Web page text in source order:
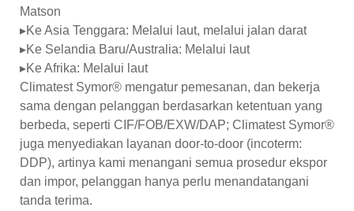
Matson
▸Ke Asia Tenggara: Melalui laut, melalui jalan darat
▸Ke Selandia Baru/Australia: Melalui laut
▸Ke Afrika: Melalui laut
Climatest Symor® mengatur pemesanan, dan bekerja
sama dengan pelanggan berdasarkan ketentuan yang
berbeda, seperti CIF/FOB/EXW/DAP; Climatest Symor®
juga menyediakan layanan door-to-door (incoterm:
DDP), artinya kami menangani semua prosedur ekspor
dan impor, pelanggan hanya perlu menandatangani
tanda terima.